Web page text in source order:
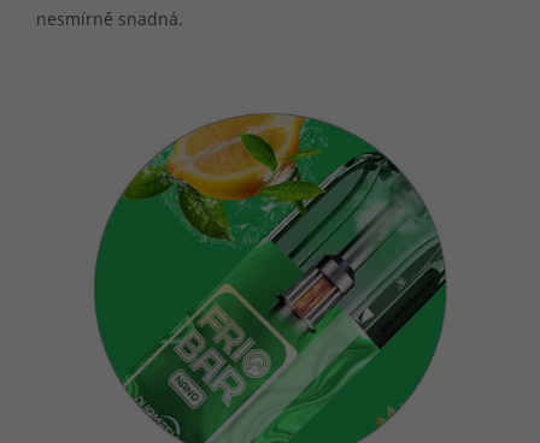
nesmírně snadná.